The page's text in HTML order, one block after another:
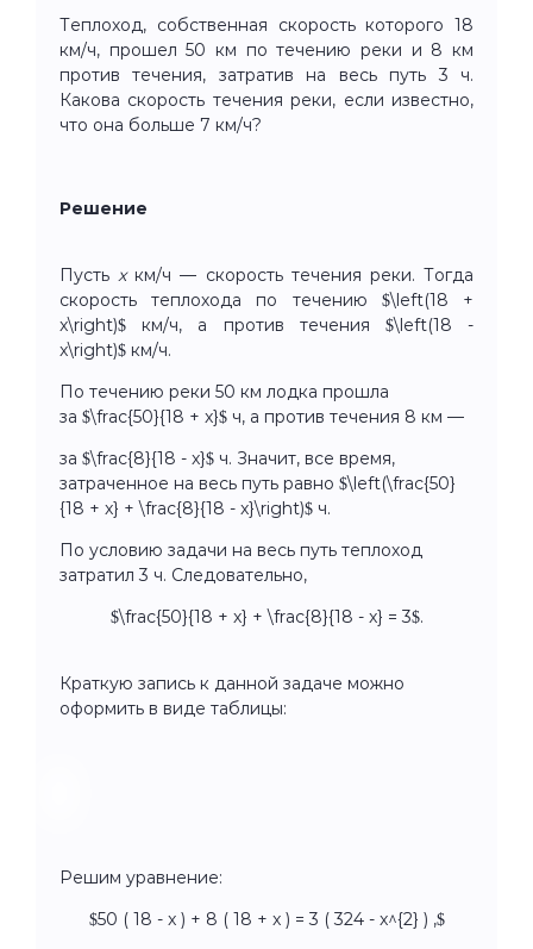
Теплоход, собственная скорость которого 18
км/ч, прошел 50 км по течению реки и 8 км
против течения, затратив на весь путь 3 ч.
Какова скорость течения реки, если известно,
что она больше 7 км/ч?
Решение
Пустьxкм/ч — скорость течения реки. Тогда
скорость теплохода по течению $\left(18 +
x\right)$ км/ч, а против течения $\left(18 -
x\right)$ км/ч.
По течению реки 50 км лодка прошла
за $\frac{50}{18 + x}$ ч, а против течения 8 км —
за $\frac{8}{18 - x}$ ч. Значит, все время,
затраченное на весь путь равно $\left(\frac{50}
{18 + x} + \frac{8}{18 - x}\right)$ ч.
По условию задачи на весь путь теплоход
затратил 3 ч. Следовательно,
$\frac{50}{18 + x} + \frac{8}{18 - x} = 3$.
Краткую запись к данной задаче можно
оформить в виде таблицы:
Решим уравнение:
$50 ( 18 - x ) + 8 ( 18 + x ) = 3 ( 324 - x^{2} ) ,$